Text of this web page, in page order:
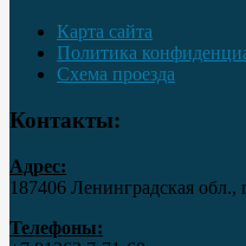
Карта сайта
Политика
Схема проезда
Контакты:
Адрес:
187406 Ленинградская
Телефоны: